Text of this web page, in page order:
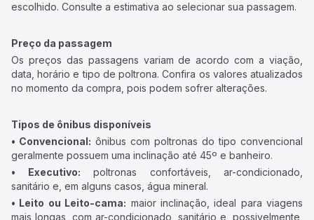
escolhido. Consulte a estimativa ao selecionar sua passagem.
Preço da passagem
Os preços das passagens variam de acordo com a viação,
data, horário e tipo de poltrona. Confira os valores atualizados
no momento da compra, pois podem sofrer alterações.
Tipos de ônibus disponíveis
• Convencional: ônibus com poltronas do tipo convencional
geralmente possuem uma inclinação até 45º e banheiro.
• Executivo: poltronas confortáveis, ar-condicionado,
sanitário e, em alguns casos, água mineral.
• Leito ou Leito-cama: maior inclinação, ideal para viagens
mais longas, com ar-condicionado, sanitário e, possivelmente,